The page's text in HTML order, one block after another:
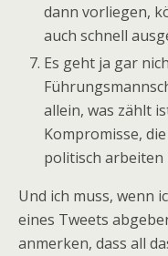
dann vorliegen,
auch schnell
Es geht ja gar
allein, was zählt
Kompromisse,
politisch arbeiten
Und ich muss, wenn
eines Tweets
anmerken, dass all